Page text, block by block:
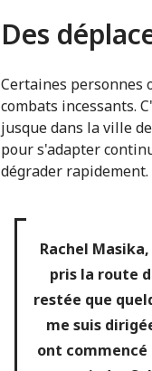
Des
Certaines personnes
combats incessants.
jusque dans la ville
pour s'adapter
dégrader rapidement.
Rachel
pris la route
restée que
me suis
ont